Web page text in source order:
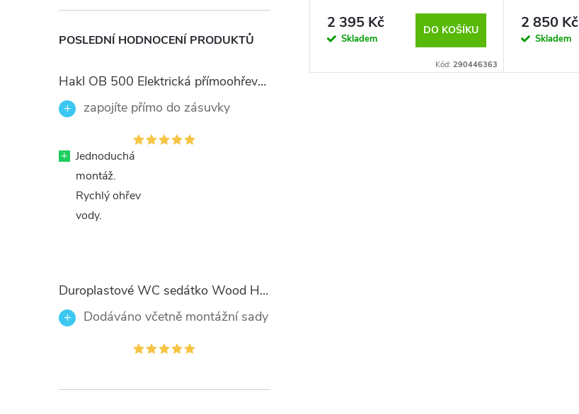
POSLEDNÍ HODNOCENÍ PRODUKTŮ
Hakl OB 500 Elektrická přímoohřevná vodovodní baterie, černé flexi ramínko
zapojíte přímo do zásuvky
+ Jednoduchá
montáž.
Rychlý ohřev
vody.
Duroplastové WC sedátko Wood Heart 82377 se zpomalovacím mechanismem SOFT-CLOSE
Dodáváno včetně montážní sady
2 395 Kč
Skladem
DO KOŠÍKU
Kód: 290446363
2 850 Kč
Skladem